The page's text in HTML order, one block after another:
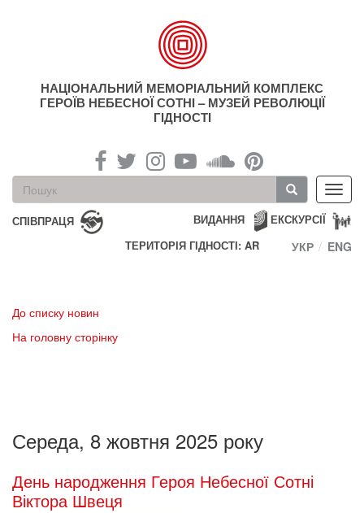
НАЦІОНАЛЬНИЙ МЕМОРІАЛЬНИЙ КОМПЛЕКС
ГЕРОЇВ НЕБЕСНОЇ СОТНІ – МУЗЕЙ РЕВОЛЮЦІЇ
ГІДНОСТІ
Пошукова
форма
Пошук
СПІВПРАЦЯ ЕКСКУРСІЇ
ВИДАННЯ
ТЕРИТОРІЯ ГІДНОСТІ: AR
УКР ENG
До списку новин
На головну сторінку
Середа, 8 жовтня 2025 року
День народження Героя Небесної Сотні
Віктора Швеця